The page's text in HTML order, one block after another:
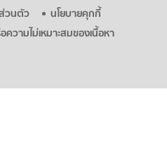
วนตัว
นโยบายคุกกี้
ความไม่เหมาะสมของเนื้อหา